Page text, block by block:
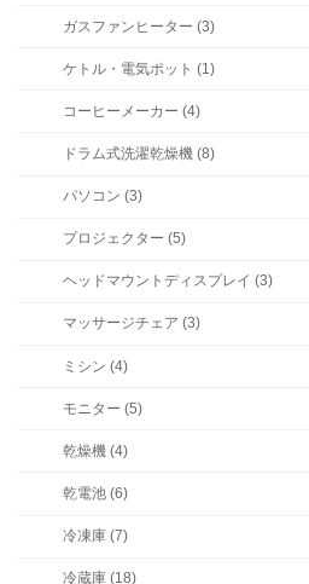
ガスファンヒーター (3)
ケトル・電気ポット (1)
コーヒーメーカー (4)
ドラム式洗濯乾燥機 (8)
パソコン (3)
プロジェクター (5)
ヘッドマウントディスプレイ (3)
マッサージチェア (3)
ミシン (4)
モニター (5)
乾燥機 (4)
乾電池 (6)
冷凍庫 (7)
冷蔵庫 (18)